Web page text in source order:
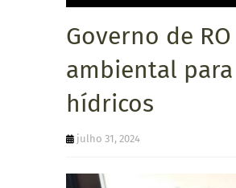
Governo de
ambiental
hídricos
julho 31, 2024